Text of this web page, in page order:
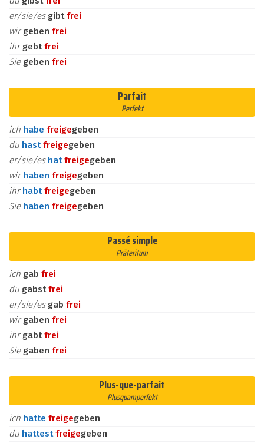
er/sie/es gibtfrei
wirgeben frei
ihrgebtfrei
Sie geben frei
Parfait
Perfekt
ich habe freigegeben
du hastfreigegeben
er/sie/es hatfreigegeben
wirhaben freigegeben
ihrhabtfreigegeben
Sie haben freigegeben
Passé simple
Präteritum
ich gab frei
du gabstfrei
er/sie/es gab frei
wirgaben frei
ihrgabtfrei
Sie gaben frei
Plus-que-parfait
Plusquamperfekt
ich hatte freigegeben
du hattestfreigegeben